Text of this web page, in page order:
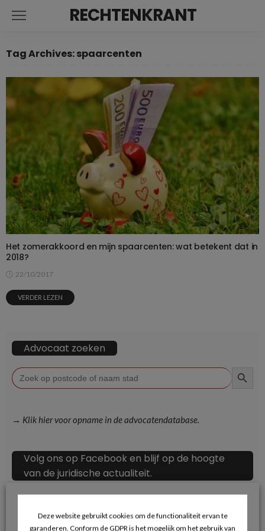
RECHTENKRANT
Tag Archives: spaarcenten
Het zomerakkoord en mijn spaarcenten: wat betekent dat in
2018?
22/10/2017
VERDER LEZEN
Advocaat zoeken
Zoek
naar:
→ Klik hier voor opname in de advocatendatabase.
Volg ons op Facebook en blijf op de hoogte
van de juridische actualiteit.
Deze website gebruikt cookies om de functionaliteit ervan te
garanderen. Conform de GDPR is het mogelijk om het gebruik van